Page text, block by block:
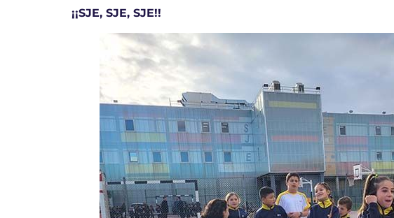
¡¡SJE, SJE, SJE!!